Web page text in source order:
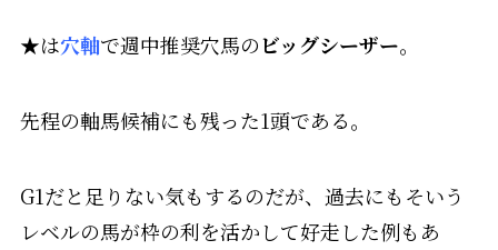
★は穴軸で週中推奨穴馬のビッグシーザー。
先程の軸馬候補にも残った1頭である。
G1だと足りない気もするのだが、過去にもそいう
レベルの馬が枠の利を活かして好走した例もあ